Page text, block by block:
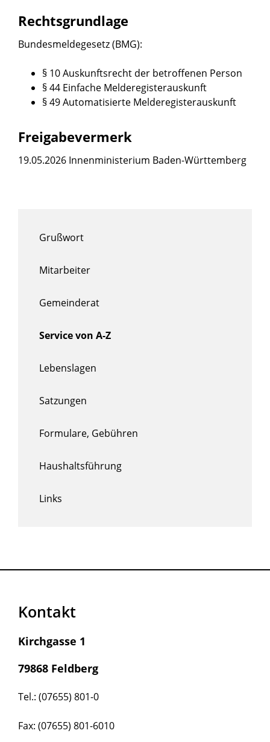
Rechtsgrundlage
Bundesmeldegesetz (BMG):
§ 10 Auskunftsrecht der betroffenen Person
§ 44 Einfache Melderegisterauskunft
§ 49 Automatisierte Melderegisterauskunft
Freigabevermerk
19.05.2026 Innenministerium Baden-Württemberg
Grußwort
Mitarbeiter
Gemeinderat
Service von A-Z
Lebenslagen
Satzungen
Formulare, Gebühren
Haushaltsführung
Links
Kontakt
Kirchgasse 1
79868 Feldberg
Tel.: (07655) 801-0
Fax: (07655) 801-6010